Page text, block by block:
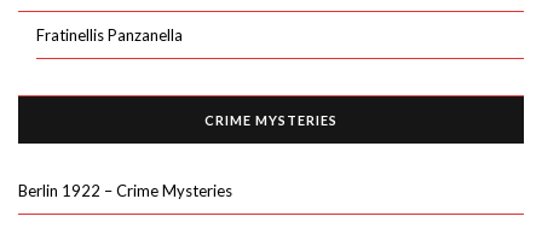
Fratinellis Panzanella
CRIME MYSTERIES
Berlin 1922 – Crime Mysteries